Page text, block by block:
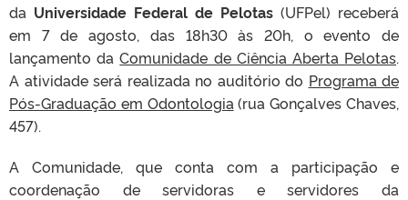
da Universidade Federal de Pelotas (UFPel) receberá
em 7 de agosto, das 18h30 às 20h, o evento de
lançamento daComunidade de Ciência Aberta Pelotas.
A atividade será realizada no auditório do Programa de
Pós-Graduação em Odontologia (rua Gonçalves Chaves,
457).
A Comunidade, que conta com a participação e
coordenação de servidoras e servidores da